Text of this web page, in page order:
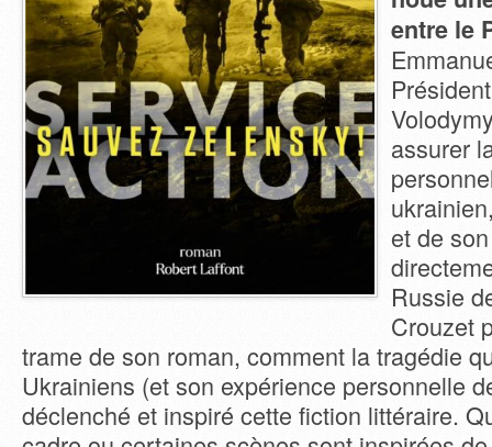
entre le
assurer
et de
Russie
Crouzet
trame de son roman, comment la tragédie
Ukrainiens (et son expérience personnelle
déclenché et inspiré cette fiction littéraire.